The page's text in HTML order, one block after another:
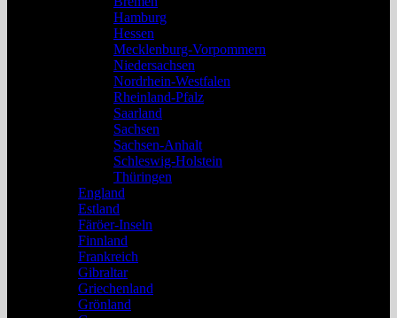
Hamburg
Hessen
Mecklenburg-Vorpommern
Niedersachsen
Nordrhein-Westfalen
Rheinland-Pfalz
Saarland
Sachsen
Sachsen-Anhalt
Schleswig-Holstein
Thüringen
England
Estland
Färöer-Inseln
Finnland
Frankreich
Gibraltar
Griechenland
Grönland